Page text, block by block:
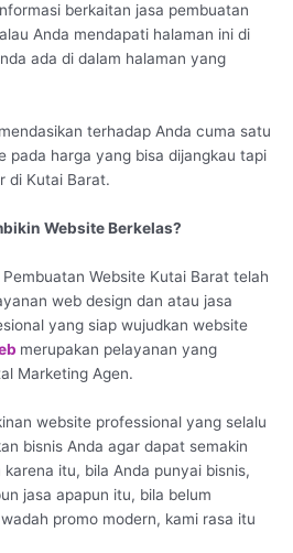
berkaitan jasa pembuatan
Anda mendapati halaman ini di
ada di dalam halaman yang
terhadap Anda cuma satu
pada harga yang bisa dijangkau tapi
di Kutai Barat.
Website Berkelas?
Website Kutai Barat telah
web design dan atau jasa
yang siap wujudkan website
merupakan pelayanan yang
Marketing Agen.
website professional yang selalu
bisnis Anda agar dapat semakin
itu, bila Anda punyai bisnis,
jasa apapun itu, bila belum
promo modern, kami rasa itu